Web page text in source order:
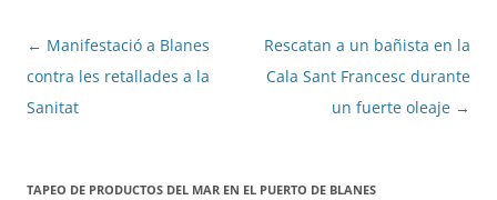
Navegació
per
les
← Manifestació a Blanes
contra les retallades a la
Sanitat
Rescatan a un bañista en la
Cala Sant Francesc durante
un fuerte oleaje →
TAPEO DE PRODUCTOS DEL MAR EN EL PUERTO DE BLANES